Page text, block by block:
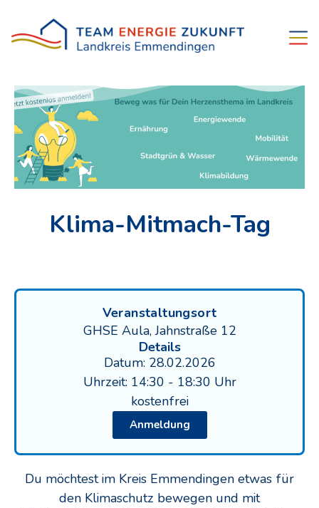
Klima-Mitmach-Tag
Veranstaltungsort
GHSE Aula, Jahnstraße 12
Details
Datum: 28.02.2026
Uhrzeit: 14:30 - 18:30 Uhr
kostenfrei
Anmeldung
Du möchtest im Kreis Emmendingen etwas für
den Klimaschutz bewegen und mit